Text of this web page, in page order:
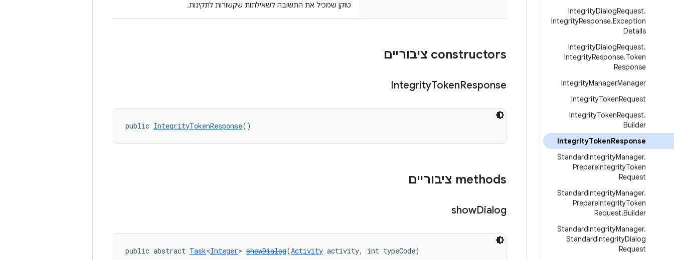
IntegrityDialogRequest.
IntegrityResponse.Exception
Details
IntegrityDialogRequest.
IntegrityResponse.Token
Response
IntegrityManagerManager
IntegrityTokenRequest
IntegrityTokenRequest.
Builder
IntegrityTokenResponse
StandardIntegrityManager.
PrepareIntegrityToken
Request
StandardIntegrityManager.
PrepareIntegrityToken
Request.Builder
StandardIntegrityManager.
StandardIntegrityDialog
Request
טוקן שמכיל את התשובה לשאילתות שקשורות לתקינות.
‫constructors ציבוריים
IntegrityTokenResponse
public IntegrityTokenResponse()
‫methods ציבוריים
showDialog
public abstract Task<Integer> showDialog(Activity activity, int typeCode)